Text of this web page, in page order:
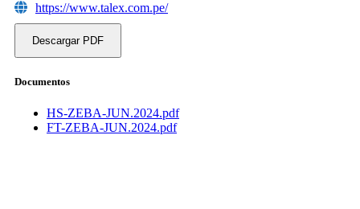
https://www.talex.com.pe/
Descargar PDF
Documentos
HS-ZEBA-JUN.2024.pdf
FT-ZEBA-JUN.2024.pdf